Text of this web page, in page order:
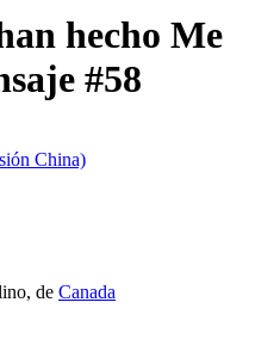
hecho Me
#58
China)
de Canada